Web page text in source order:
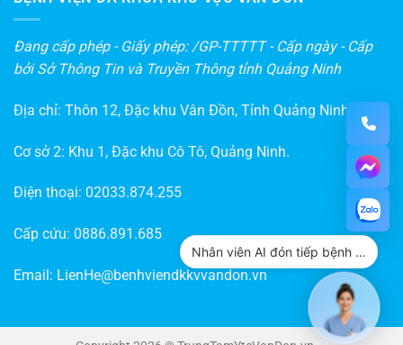
Đang cấp phép - Giấy phép: /GP-TTTTT - Cấp ngày - Cấp
bởi Sở Thông Tin và Truyền Thông tỉnh Quảng Ninh
Địa chỉ: Thôn 12, Đặc khu Vân Đồn, Tỉnh Quảng Ninh
Cơ sở 2: Khu 1, Đặc khu Cô Tô, Quảng Ninh.
Điện thoại: 02033.874.255
Cấp cứu: 0886.891.685
Email: LienHe@benhviendkkvvandon.vn
Nhân viên AI đón tiếp bệnh nhân